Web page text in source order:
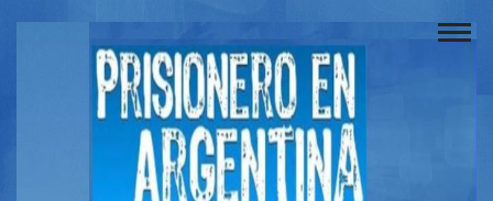
Buscador
Documentos